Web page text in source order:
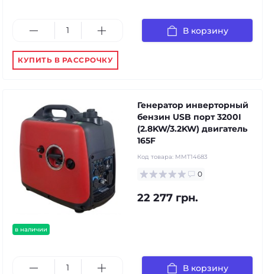
В корзину
КУПИТЬ В РАССРОЧКУ
в наличии
Генератор инверторный
бензин USB порт 3200I
(2.8KW/3.2KW) двигатель
165F
Код товара: MMT14683
0
22 277 грн.
В корзину